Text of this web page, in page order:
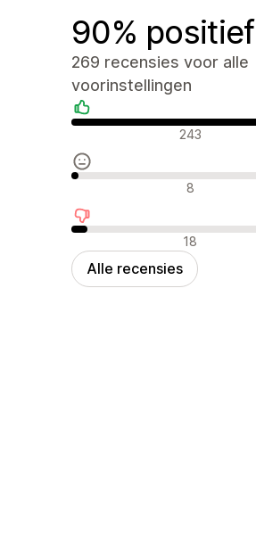
90% positief
269 recensies voor alle
voorinstellingen
Positieve recensies
243
Neutrale recensies8
Negatieve recensies
18
Alle recensies